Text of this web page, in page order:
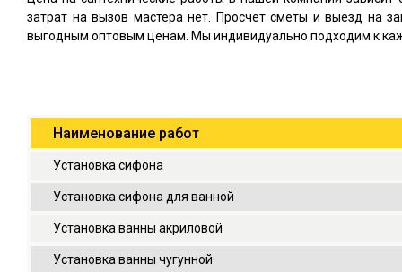
затрат на вызов мастера нет. Просчет сметы и выезд на
выгодным оптовым ценам. Мы индивидуально подходим к
Наименование работ
Установка сифона
Установка сифона для ванной
Установка ванны акриловой
Установка ванны чугунной